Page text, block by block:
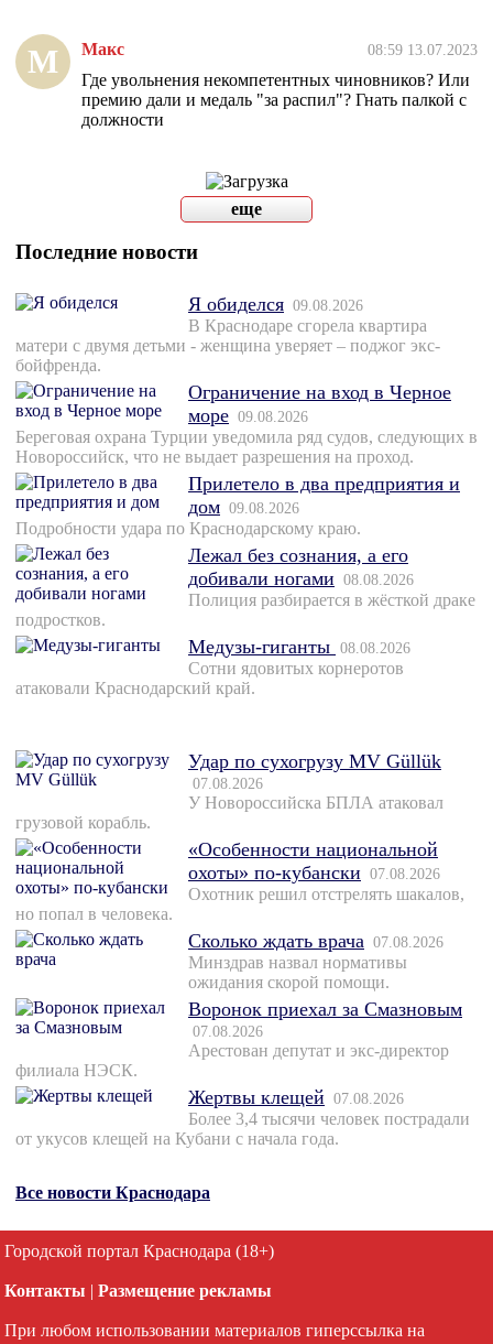
М Макс 08:59 13.07.2023
Где увольнения некомпетентных чиновников? Или
премию дали и медаль "за распил"? Гнать палкой с
должности
еще
Последние новости
Я обиделся 09.08.2026
В Краснодаре сгорела квартира
матери с двумя детьми - женщина уверяет – поджог экс-
бойфренда.
Ограничение на вход в Черное
море 09.08.2026
Береговая охрана Турции уведомила ряд судов, следующих в
Новороссийск, что не выдает разрешения на проход.
Прилетело в два предприятия и
дом 09.08.2026
Подробности удара по Краснодарскому краю.
Лежал без сознания, а его
добивали ногами 08.08.2026
Полиция разбирается в жёсткой драке
подростков.
Медузы-гиганты 08.08.2026
Сотни ядовитых корнеротов
атаковали Краснодарский край.
Удар по сухогрузу MV Güllük
07.08.2026
У Новороссийска БПЛА атаковал
грузовой корабль.
«Особенности национальной
охоты» по-кубански 07.08.2026
Охотник решил отстрелять шакалов,
но попал в человека.
Сколько ждать врача 07.08.2026
Минздрав назвал нормативы
ожидания скорой помощи.
Воронок приехал за Смазновым
07.08.2026
Арестован депутат и экс-директор
филиала НЭСК.
Жертвы клещей 07.08.2026
Более 3,4 тысячи человек пострадали
от укусов клещей на Кубани с начала года.
Все новости Краснодара
Городской портал Краснодара (18+)
Контакты | Размещение рекламы
При любом использовании материалов гиперссылка на